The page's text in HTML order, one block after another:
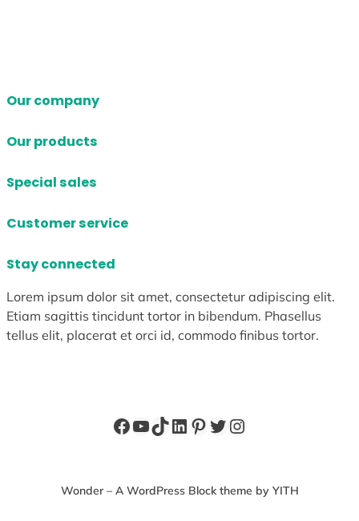
Our company
Our products
Special sales
Customer service
Stay connected
Lorem ipsum dolor sit amet, consectetur adipiscing elit.
Etiam sagittis tincidunt tortor in bibendum. Phasellus
tellus elit, placerat et orci id, commodo finibus tortor.
Facebook
YouTube
TikTok
LinkedIn
Pinterest
X Instagram
Wonder – A WordPress Block theme by YITH